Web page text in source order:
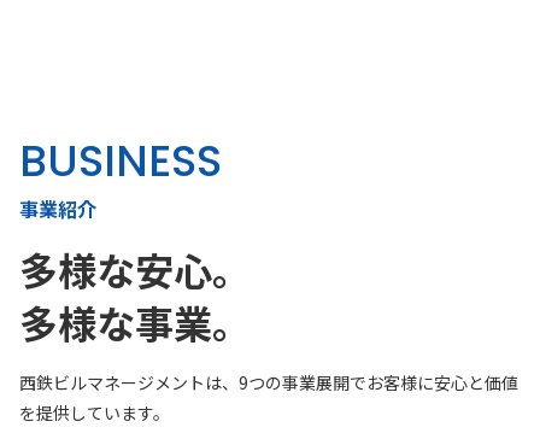
事業紹介
BUSINESS
多様な安心。
多様な事業。
西鉄ビルマネージメントは、9つの事業展開でお客様に安心と価値
を提供しています。